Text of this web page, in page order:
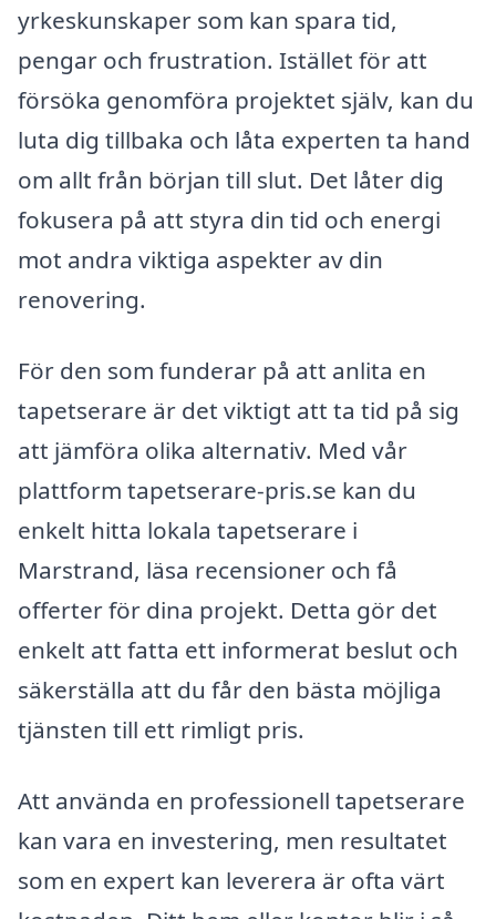
yrkeskunskaper som kan spara tid,
pengar och frustration. Istället för att
försöka genomföra projektet själv, kan du
luta dig tillbaka och låta experten ta hand
om allt från början till slut. Det låter dig
fokusera på att styra din tid och energi
mot andra viktiga aspekter av din
renovering.
För den som funderar på att anlita en
tapetserare är det viktigt att ta tid på sig
att jämföra olika alternativ. Med vår
plattform tapetserare-pris.se kan du
enkelt hitta lokala tapetserare i
Marstrand, läsa recensioner och få
offerter för dina projekt. Detta gör det
enkelt att fatta ett informerat beslut och
säkerställa att du får den bästa möjliga
tjänsten till ett rimligt pris.
Att använda en professionell tapetserare
kan vara en investering, men resultatet
som en expert kan leverera är ofta värt